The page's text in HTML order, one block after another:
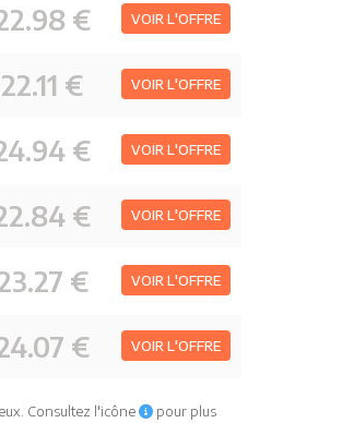
€ VOIR L'OFFRE
22.11 € VOIR L'OFFRE
€ VOIR L'OFFRE
€ VOIR L'OFFRE
€ VOIR L'OFFRE
€ VOIR L'OFFRE
Consultez l'icône
pour plus